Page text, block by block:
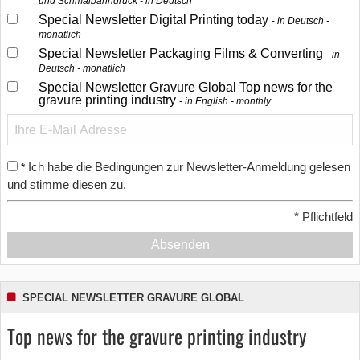
Special Newsletter Digital Printing today
in Deutsch -
monatlich
Special Newsletter Packaging Films & Converting
in
Deutsch - monatlich
Special Newsletter Gravure Global Top news for the
gravure printing industry
in English - monthly
* Ich habe die Bedingungen zur Newsletter-Anmeldung gelesen
und stimme diesen zu.
* Pflichtfeld
Absenden
SPECIAL NEWSLETTER GRAVURE GLOBAL
Top news for the gravure printing industry